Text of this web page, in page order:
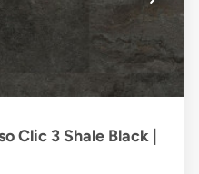
Clic 3 Shale Black |